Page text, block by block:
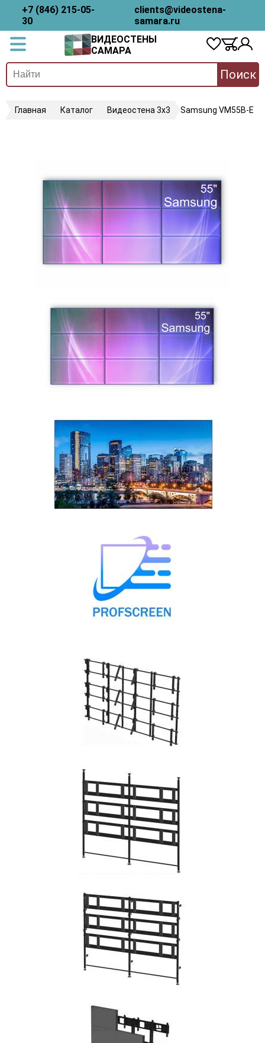
+7 (846) 215-05-
30
clients@videostena-
samara.ru
ВИДЕОСТЕНЫ
САМАРА
Поиск
Главная Каталог Видеостена 3х3 Samsung VM55B-E